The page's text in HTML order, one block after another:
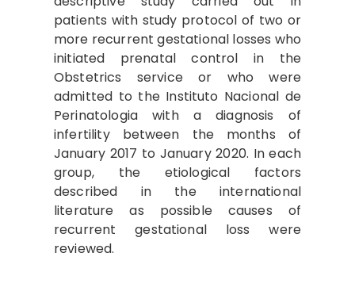
patients with study protocol of two or
more recurrent gestational losses who
initiated prenatal control in the
Obstetrics service or who were
admitted to the Instituto Nacional de
Perinatologia with a diagnosis of
infertility between the months of
January 2017 to January 2020. In each
group, the etiological factors
described in the international
literature as possible causes of
recurrent gestational loss were
reviewed.